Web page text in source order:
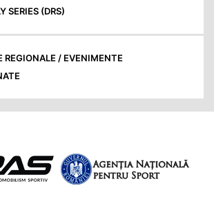
SERIES (DRS)
REGIONALE / EVENIMENTE